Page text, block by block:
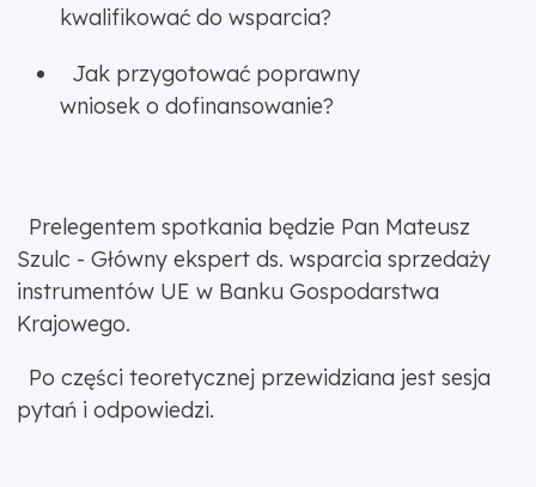
kwalifikować do wsparcia?
Jak przygotować poprawny
wniosek o dofinansowanie?
Prelegentem spotkania będzie Pan Mateusz
Szulc - Główny ekspert ds. wsparcia sprzedaży
instrumentów UE w Banku Gospodarstwa
Krajowego.
Po części teoretycznej przewidziana jest sesja
pytań i odpowiedzi.